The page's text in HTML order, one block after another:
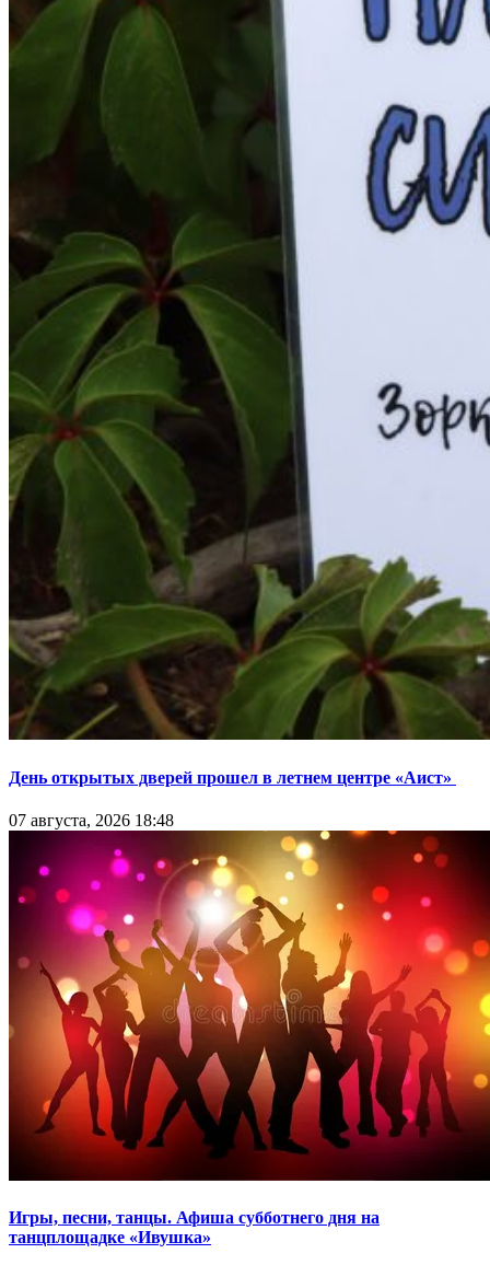
День открытых дверей прошел в летнем центре «Аист»
07 августа, 2026 18:48
Игры, песни, танцы. Афиша субботнего дня на
танцплощадке «Ивушка»